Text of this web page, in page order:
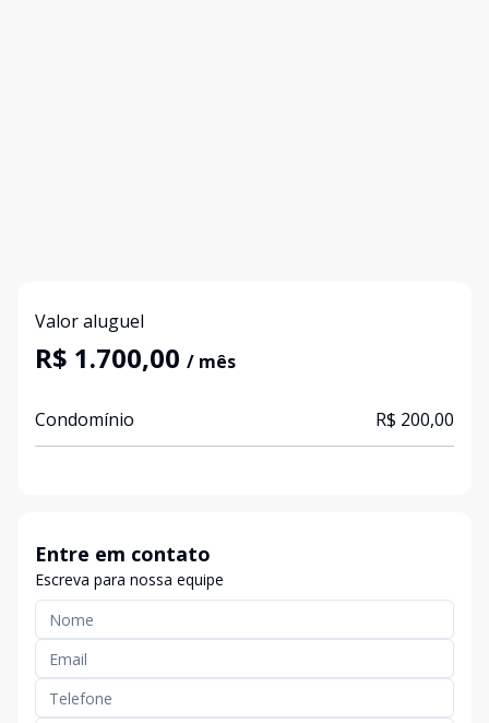
Valor aluguel
R$ 1.700,00 / mês
Condomínio R$ 200,00
Entre em contato
Escreva para nossa equipe